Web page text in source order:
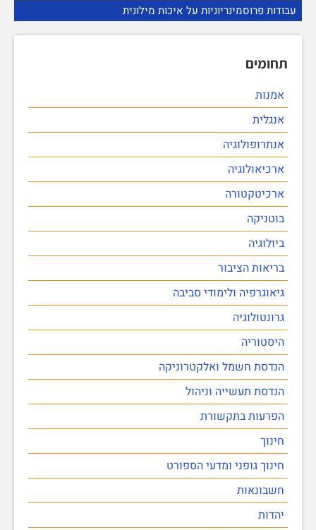
עבודות פרוסמינריוניות על איכות מילונית
תחומים
אמנות
אנגלית
אנתרופולוגיה
ארכיאולוגיה
ארכיטקטורה
בוטניקה
ביולוגיה
בריאות הציבור
גיאוגרפיה ולימודי סביבה
גרונטולוגיה
היסטוריה
הנדסת חשמל ואלקטרוניקה
הנדסת תעשייה וניהול
הפרעות בתקשורת
חינוך
חינוך גופני ומדעי הספורט
חשבונאות
יהדות